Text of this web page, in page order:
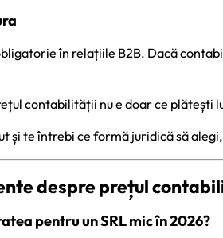
în relațiile B2B. Dacă
contabilității nu e doar ce plătești
și te întrebi ce formă juridică să
despre prețul
pentru un SRL mic în 2026?